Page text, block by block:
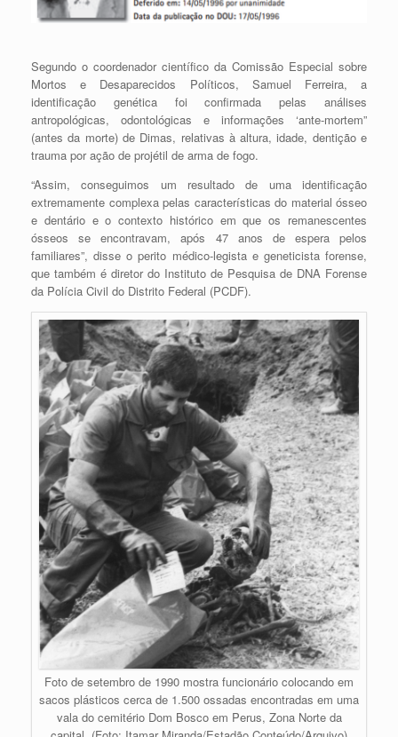
Segundo o coordenador científico da Comissão Especial sobre
Mortos e Desaparecidos Políticos, Samuel Ferreira, a
identificação genética foi confirmada pelas análises
antropológicas, odontológicas e informações ‘ante-mortem”
(antes da morte) de Dimas, relativas à altura, idade, dentição e
trauma por ação de projétil de arma de fogo.
“Assim, conseguimos um resultado de uma identificação
extremamente complexa pelas características do material ósseo
e dentário e o contexto histórico em que os remanescentes
ósseos se encontravam, após 47 anos de espera pelos
familiares”, disse o perito médico-legista e geneticista forense,
que também é diretor do Instituto de Pesquisa de DNA Forense
da Polícia Civil do Distrito Federal (PCDF).
Foto de setembro de 1990 mostra funcionário colocando em
sacos plásticos cerca de 1.500 ossadas encontradas em uma
vala do cemitério Dom Bosco em Perus, Zona Norte da